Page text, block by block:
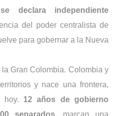
declara independiente
del poder centralista de
para gobernar a la Nueva
Gran Colombia. Colombia y
y nace una frontera,
hoy. 12 años de gobierno
separados, marcan una